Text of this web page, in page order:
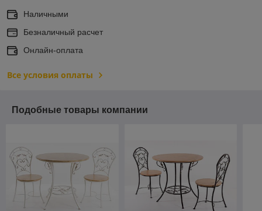
Наличными
Безналичный расчет
Онлайн-оплата
Все условия оплаты
Подобные товары компании